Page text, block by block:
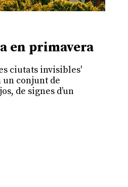
en primavera
ciutats invisibles'
un conjunt de
de signes d’un